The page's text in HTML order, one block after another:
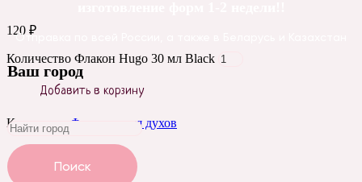
Отправка по всей России, а также в Беларусь и Казахстан
Ваш город
Поиск
120 ₽
Количество Флакон Hugo 30 мл Black
Добавить в корзину
Категория:
Флаконы для духов